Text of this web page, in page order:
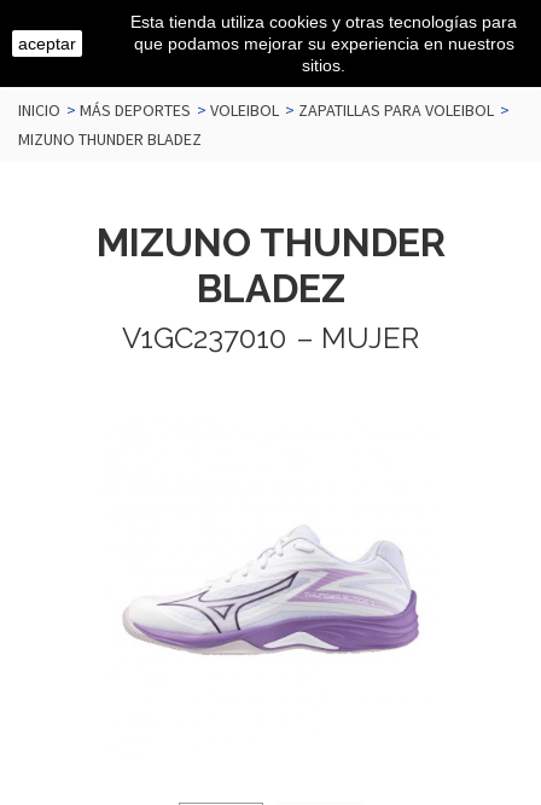
INICIO > MÁS DEPORTES > VOLEIBOL > ZAPATILLAS PARA VOLEIBOL >
MIZUNO THUNDER BLADEZ
MIZUNO THUNDER
BLADEZ
V1GC237010 – MUJER
aceptar
Esta tienda utiliza cookies y otras tecnologías para
que podamos mejorar su experiencia en nuestros
sitios.